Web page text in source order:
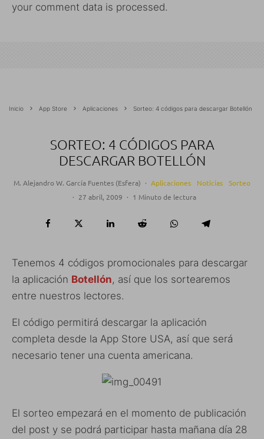
your comment data is processed.
Inicio App Store Aplicaciones Sorteo: 4 códigos para descargar Botellón
SORTEO: 4 CÓDIGOS PARA
DESCARGAR BOTELLÓN
M. Alejandro W. García Fuentes (Esfera) · Aplicaciones Noticias
Sorteo
· 27 abril, 2009 · 1 Minuto de lectura
Tenemos 4 códigos promocionales para descargar
la aplicación Botellón, así que los sortearemos
entre nuestros lectores.
El código permitirá descargar la aplicación
completa desde la App Store USA, así que será
necesario tener una cuenta americana.
El sorteo empezará en el momento de publicación
del post y se podrá participar hasta mañana día 28